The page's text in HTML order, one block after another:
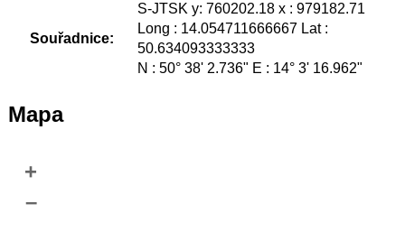
Souřadnice:
S-JTSK y: 760202.18 x : 979182.71
Long : 14.054711666667 Lat :
50.634093333333
N : 50° 38' 2.736" E : 14° 3' 16.962"
Mapa
+
–